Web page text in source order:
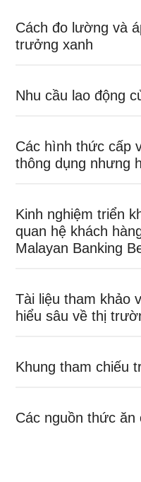
Cách đo lường và
trưởng xanh
Nhu cầu lao động
Các hình thức cấp
thông dụng nhưng
Kinh nghiệm triển
quan hệ khách
Malayan Banking
Tài liệu tham khảo
hiểu sâu về thị
Khung tham chiếu
Các nguồn thức ăn